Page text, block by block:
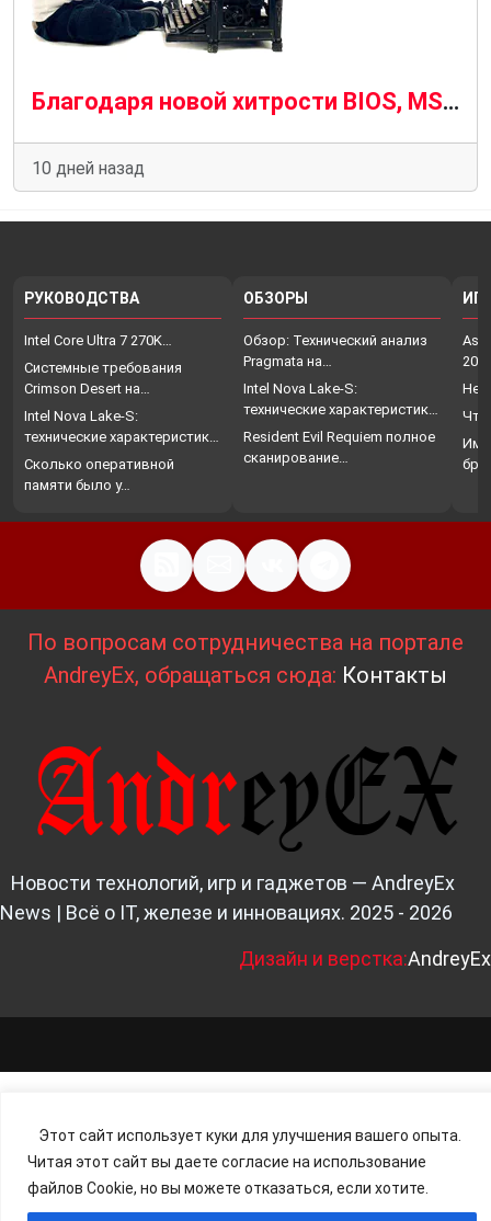
Этот сайт использует куки для улучшения вашего опыта.
Читая этот сайт вы даете согласие на использование
файлов Cookie, но вы можете отказаться, если хотите.
Благодаря новой хитрости BIOS, MSI позволяет использовать оперативную память с низкой задержкой без AMD Expo ULL.
10 дней назад
РУКОВОДСТВА
Intel Core Ultra 7 270K…
Системные требования
Crimson Desert на…
Intel Nova Lake-S:
технические характеристики,
…
Сколько оперативной
памяти было у…
ОБЗОРЫ
Обзор: Технический анализ
Pragmata на…
Intel Nova Lake-S:
технические характеристики,
…
Resident Evil Requiem полное
сканирование…
Что
По вопросам сотрудничества на портале
AndreyEx, обращаться сюда: Контакты
Новости технологий, игр и гаджетов — AndreyEx
News | Всё о IT, железе и инновациях. 2025 - 2026
Дизайн и верстка:AndreyEx